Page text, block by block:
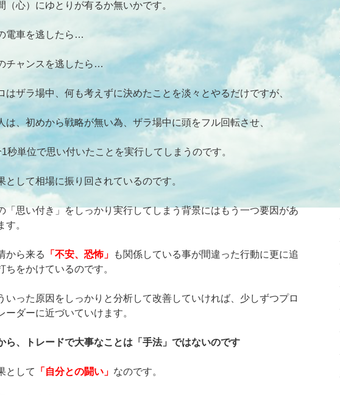
（心）にゆとりが有るか無いかです。
電車を逃したら…
チャンスを逃したら…
はザラ場中、何も考えずに決めたことを淡々とやるだけですが、
は、初めから戦略が無い為、ザラ場中に頭をフル回転させ、
1秒単位で思い付いたことを実行してしまうのです。
として相場に振り回されているのです。
「思い付き」をしっかり実行してしまう背景にはもう一つ要因があ
す。
から来る 「不安、恐怖」
も関係している事が間違った行動に更に追
ちをかけているのです。
いった原因をしっかりと分析して改善していければ、少しずつプロ
ーダーに近づいていけます。
ら、トレードで大事なことは「手法」ではないのです
として 「自分との闘い」 なのです。